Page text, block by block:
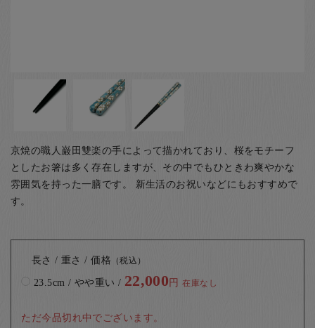
京焼の職人巌田雙楽の手によって描かれており、 桜をモチーフ
としたお箸は多く存在しますが、その中でもひときわ爽やかな
雰囲気を持った一膳です。 新生活のお祝いなどにもおすすめで
す。
長さ / 重さ / 価格 （税込）
23.5cm / やや重い / 22,000円 在庫なし
ただ今品切れ中でございます。